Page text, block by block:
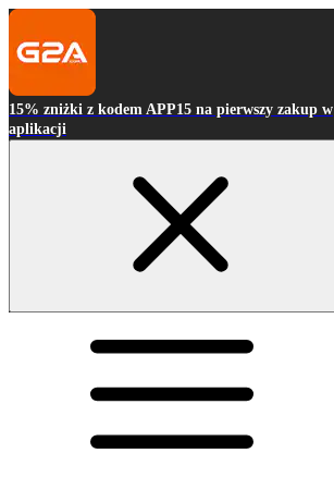
15% zniżki z kodem APP15 na pierwszy zakup w
aplikacji